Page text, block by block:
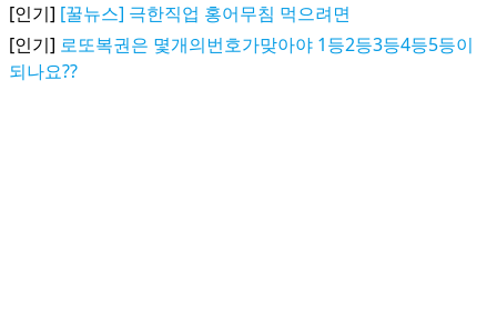
[인기] [꿀뉴스] 극한직업 홍어무침 먹으려면
[인기] 로또복권은 몇개의번호가맞아야 1등2등3등4등5등이
되나요??